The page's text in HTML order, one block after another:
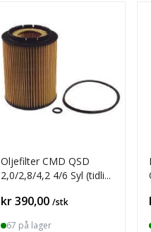
Oljefilter CMD QSD
2,0/2,8/4,2 4/6 Syl (tidlig
Pris
kr 390,00 /stk
67 på lager